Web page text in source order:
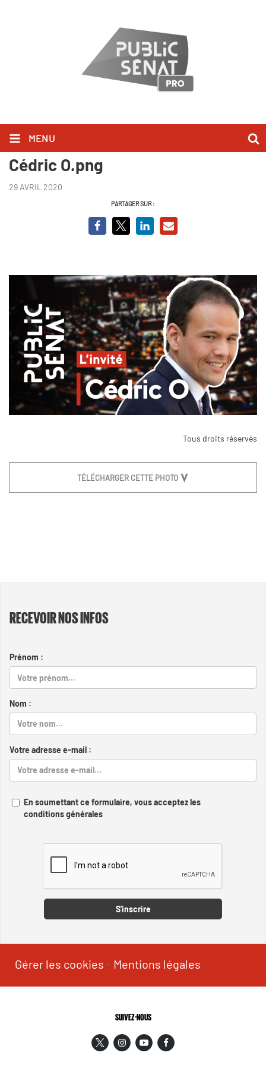
MENU
VIGNETTE YOUTUBE - L INVITE -
Cédric O.png
29 AVRIL 2020
PARTAGER SUR :
Tous droits réservés
TÉLÉCHARGER CETTE PHOTO
RECEVOIR NOS INFOS
Prénom :
Nom :
Votre adresse e-mail :
En soumettant ce formulaire, vous acceptez les
conditions générales
S'inscrire
Gérer les cookies - Mentions légales
SUIVEZ-NOUS